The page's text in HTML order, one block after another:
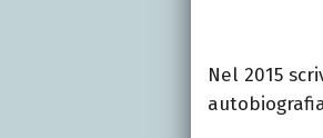
Nel 2015